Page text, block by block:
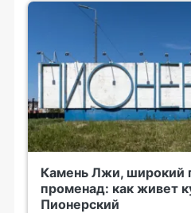
Камень Лжи, широкий
променад: как живет
Пионерский